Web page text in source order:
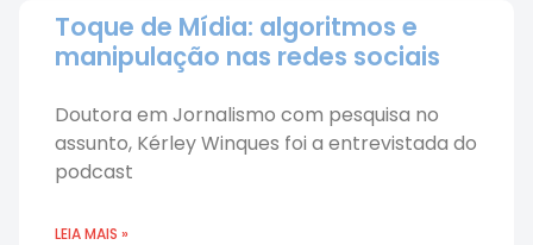
Toque de Mídia: algoritmos e
manipulação nas redes sociais
Doutora em Jornalismo com pesquisa no
assunto, Kérley Winques foi a entrevistada do
podcast
LEIA MAIS »